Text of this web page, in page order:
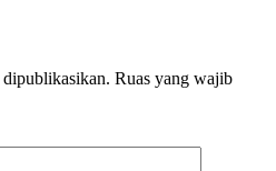
Ruas yang wajib